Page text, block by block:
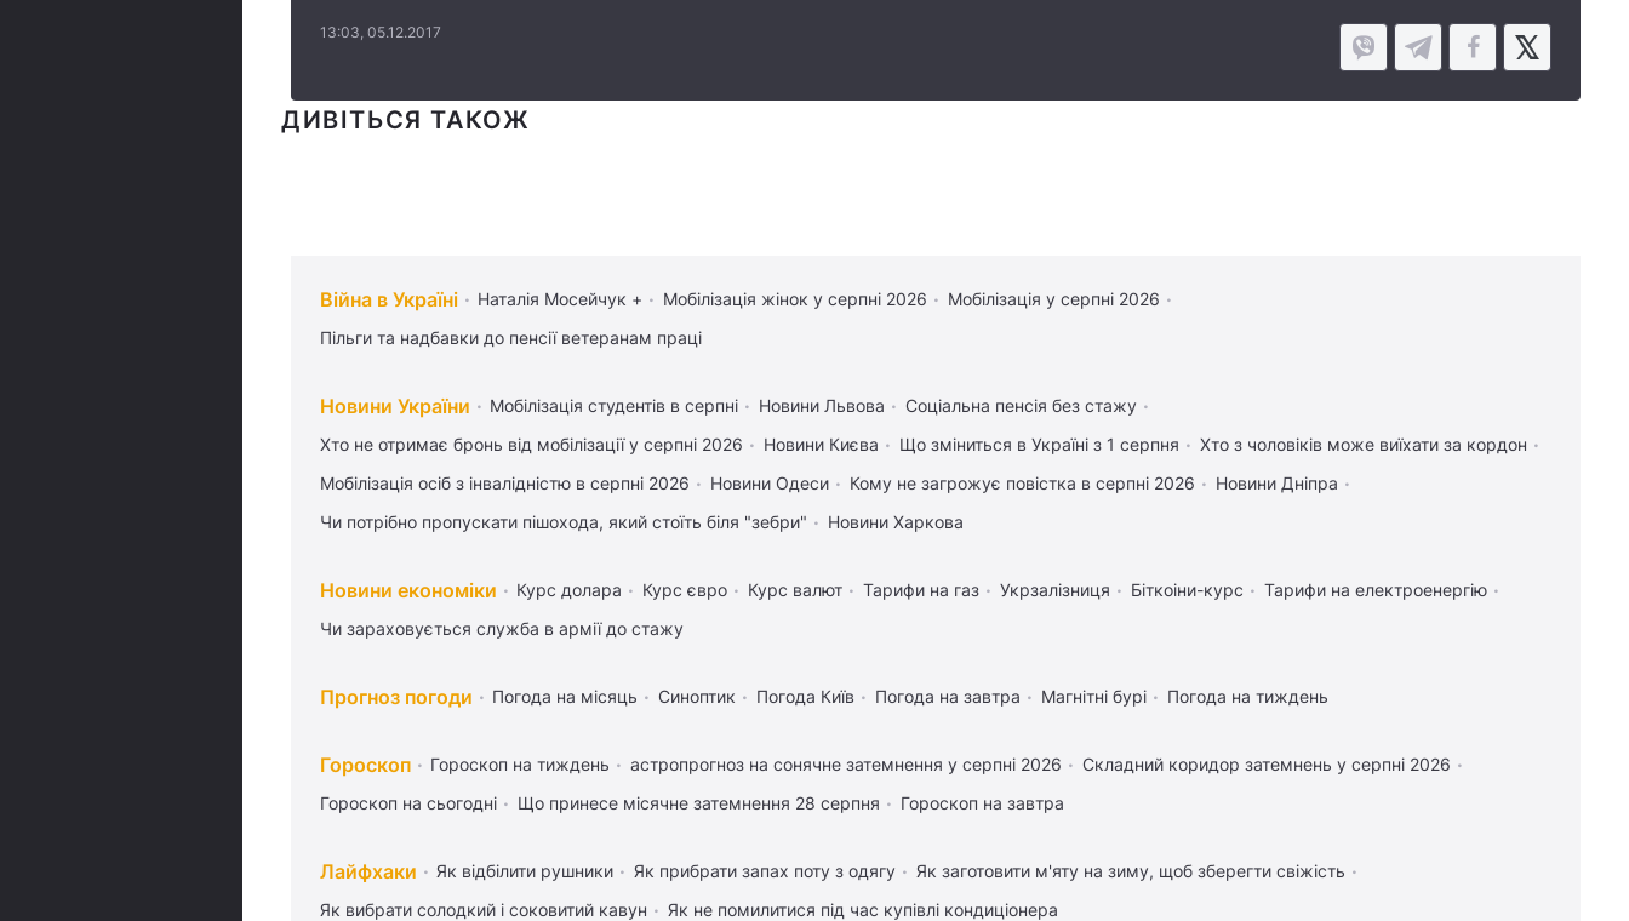
13:03, 05.12.2017
ДИВІТЬСЯ ТАКОЖ
Війна в Україні Наталія Мосейчук + Мобілізація жінок у серпні 2026
Мобілізація у серпні 2026
Пільги та надбавки до пенсії ветеранам праці
Новини України Мобілізація студентів в серпні Новини Львова
Соціальна пенсія без стажу
Хто не отримає бронь від мобілізації у серпні 2026
Новини Києва Що зміниться в Україні з 1 серпня
Хто з чоловіків може виїхати за кордон
Мобілізація осіб з інвалідністю в серпні 2026
Новини Одеси Кому не загрожує повістка в серпні 2026
Новини Дніпра
Чи потрібно пропускати пішохода, який стоїть біля "зебри"
Новини Харкова
Новини економіки Курс долара Курс євро Курс валют Тарифи на газ Укрзалізниця Біткоіни-курс
Тарифи на електроенергію
Чи зараховується служба в армії до стажу
Прогноз погоди Погода на місяць Синоптик Погода Київ Погода на завтра Магнітні бурі Погода на тиждень
Гороскоп Гороскоп на тиждень астропрогноз на сонячне затемнення у серпні 2026
Складний коридор затемнень у серпні 2026
Гороскоп на сьогодні
Що принесе місячне затемнення 28 серпня Гороскоп на завтра
Лайфхаки Як відбілити рушники Як прибрати запах поту з одягу
Як заготовити м'яту на зиму, щоб зберегти свіжість
Як вибрати солодкий і соковитий кавун
Як не помилитися під час купівлі кондиціонера